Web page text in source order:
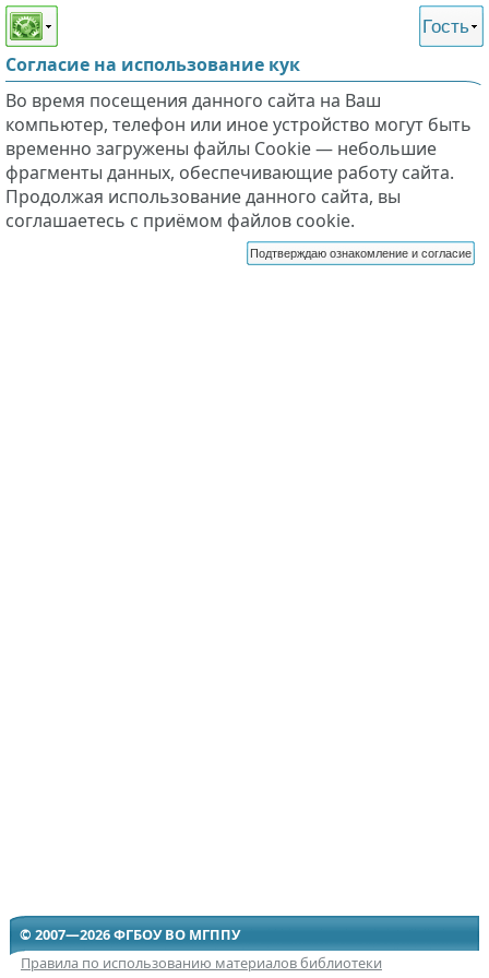
Этот сайт поддерживает
слабовидящих
Гость
Согласие на использование кук
Во время посещения данного сайта на Ваш
компьютер, телефон или иное устройство могут быть
временно загружены файлы Cookie — небольшие
фрагменты данных, обеспечивающие работу сайта.
Продолжая использование данного сайта, вы
соглашаетесь с приёмом файлов cookie.
Подтверждаю ознакомление и согласие
© 2007—2026 ФГБОУ ВО МГППУ
Правила по использованию материалов библиотеки